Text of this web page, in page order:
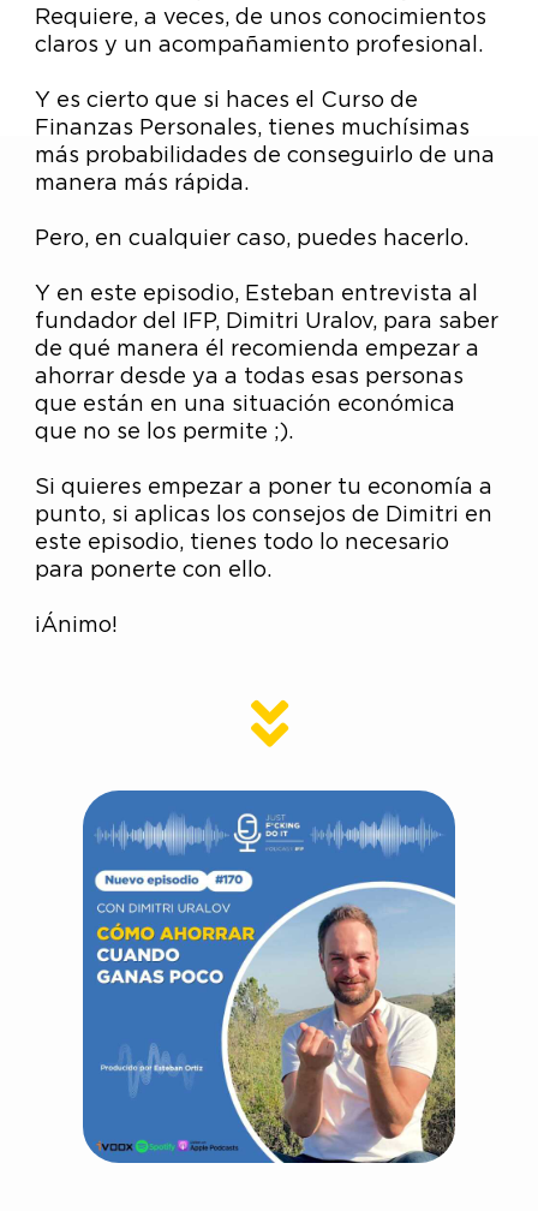
Requiere, a veces, de unos conocimientos
claros y un acompañamiento profesional.
Y es cierto que si haces el Curso de
Finanzas Personales, tienes muchísimas
más probabilidades de conseguirlo de una
manera más rápida.
Pero, en cualquier caso, puedes hacerlo.
Y en este episodio, Esteban entrevista al
fundador del IFP, Dimitri Uralov, para saber
de qué manera él recomienda empezar a
ahorrar desde ya a todas esas personas
que están en una situación económica
que no se los permite ;).
Si quieres empezar a poner tu economía a
punto, si aplicas los consejos de Dimitri en
este episodio, tienes todo lo necesario
para ponerte con ello.
¡Ánimo!